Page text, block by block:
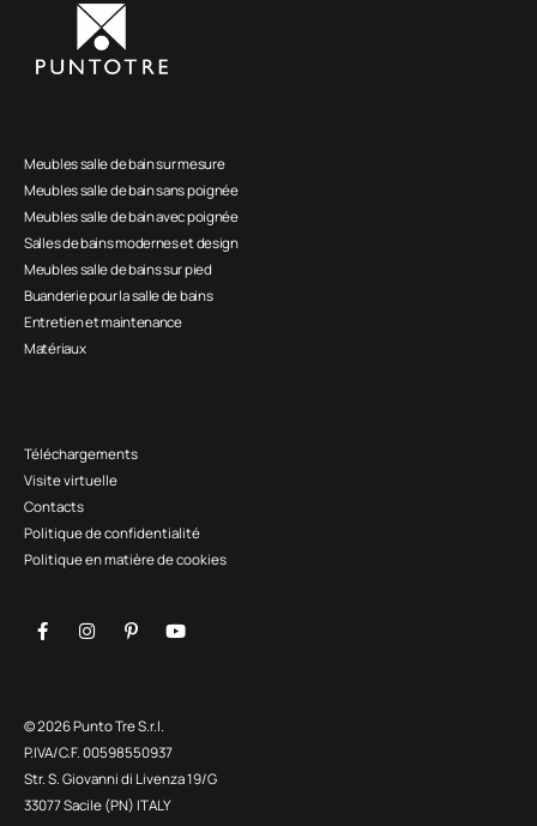
Meubles salle de bain sur mesure
Meubles salle de bain sans poignée
Meubles salle de bain avec poignée
Salles de bains modernes et design
Meubles salle de bains sur pied
Buanderie pour la salle de bains
Entretien et maintenance
Matériaux
Téléchargements
Visite virtuelle
Contacts
Politique de confidentialité
Politique en matière de cookies
© 2026 Punto Tre S.r.l.
P.IVA/C.F. 00598550937
Str. S. Giovanni di Livenza 19/G
33077 Sacile (PN) ITALY